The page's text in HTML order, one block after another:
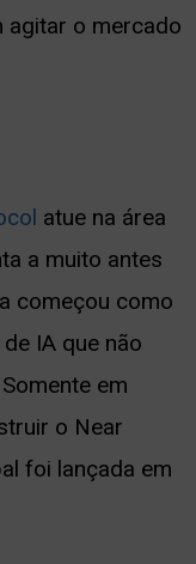
agitar o mercado
atue na área
a muito antes
começou como
IA que não
em
o Near
foi lançada em